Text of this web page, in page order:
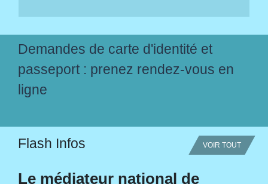
Demandes de carte d'identité et
passeport : prenez rendez-vous en
ligne
Flash Infos VOIR TOUT
Le médiateur national de